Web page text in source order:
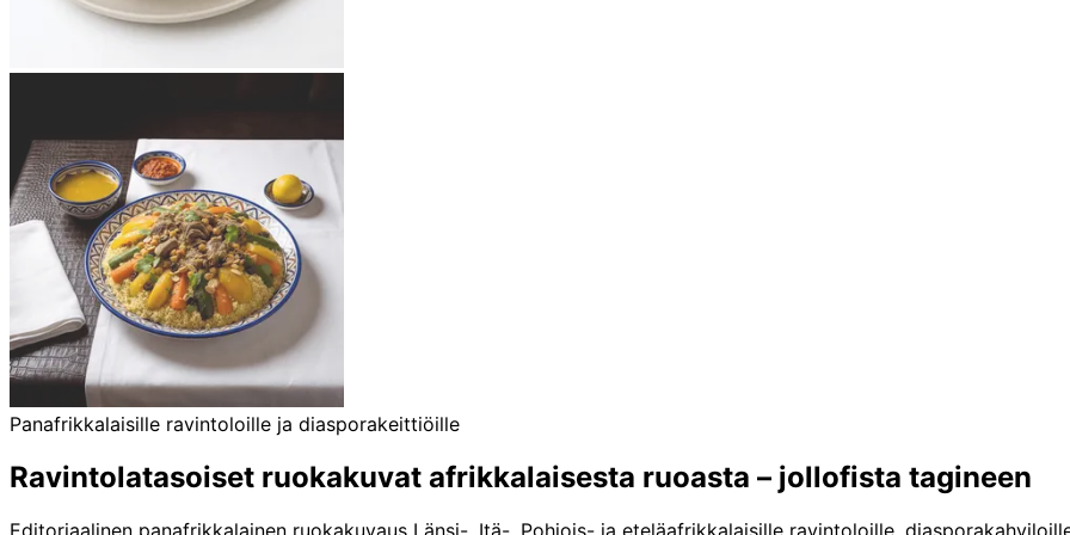
Panafrikkalaisille ravintoloille ja diasporakeittiöille
Ravintolatasoiset ruokakuvat afrikkalaisesta ruoasta – jollofista tagineen
Editoriaalinen panafrikkalainen ruokakuvaus Länsi-, Itä-, Pohjois- ja eteläafrikkalaisille ravintoloille,